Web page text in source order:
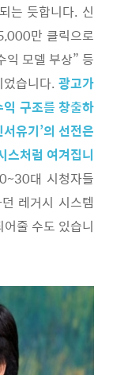
는 듯합니다. 신
만 클릭으로
익 모델 부상” 등
습니다. 광고가
구조를 창출하
유기’의 선전은
스처럼 여겨집니
대 시청자들
레거시 시스템
어줄 수도 있습니